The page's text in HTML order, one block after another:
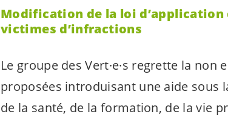
Modification de la loi d’application
victimes d’infractions
Le groupe desVert·e·s regrette la non
proposées introduisant une aide sous
de la santé, de la formation, de la vie